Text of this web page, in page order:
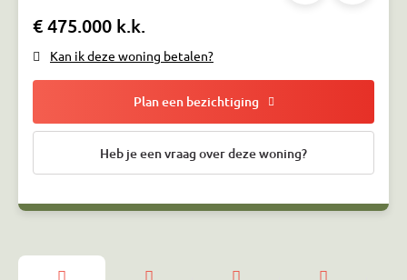
€ 475.000 k.k.
Kan ik deze woning betalen?
Plan een bezichtiging
Heb je een vraag over deze woning?